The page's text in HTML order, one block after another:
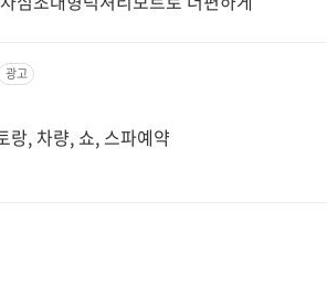
광고
랑, 차량, 쇼, 스파예약